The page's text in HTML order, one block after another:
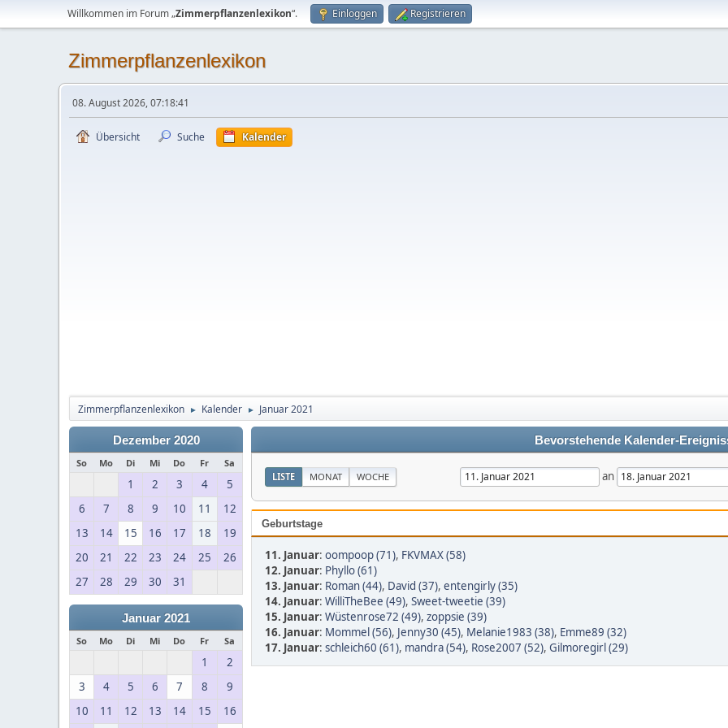
Willkommen im Forum „Zimmerpflanzenlexikon“. Einloggen Registrieren
Zimmerpflanzenlexikon
08. August 2026, 07:18:41
Übersicht Suche Kalender
Zimmerpflanzenlexikon ► Kalender ► Januar 2021
Dezember 2020
So Mo Di Mi Do Fr Sa
1 2 3 4
5
6
7 8 9 10 11
12
13
14 15 16 17 18
19
20
21 22 23 24 25
26
27
28 29 30 31
Januar 2021
So Mo Di Mi Do Fr Sa
1
2
3
4 5 6 7 8
9
10
11 12 13 14 15 16
Bevorstehende Kalender-
LISTE MONAT WOCHE an
Geburtstage
11. Januar: oompoop (71), FKVMAX (58)
12. Januar: Phyllo (61)
13. Januar: Roman (44), David (37), entengirly (35)
14. Januar: WilliTheBee (49), Sweet-tweetie (39)
15. Januar: Wüstenrose72 (49), zoppsie (39)
16. Januar: Mommel (56), Jenny30 (45), Melanie1983 (38), Emme89 (32)
17. Januar: schleich60 (61), mandra (54), Rose2007 (52), Gilmoregirl (29)